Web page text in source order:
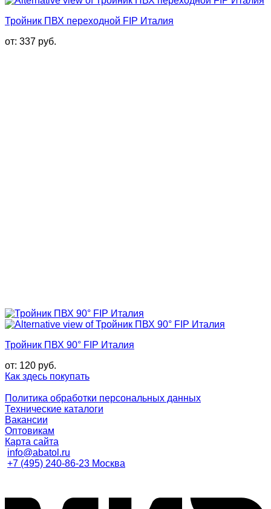
Тройник ПВХ переходной FIP Италия
от: 337 руб.
Тройник ПВХ 90° FIP Италия
от: 120 руб.
Как здесь покупать
Политика обработки персональных данных
Технические каталоги
Вакансии
Оптовикам
Карта сайта
info@abatol.ru
+7 (495) 240-86-23 Москва